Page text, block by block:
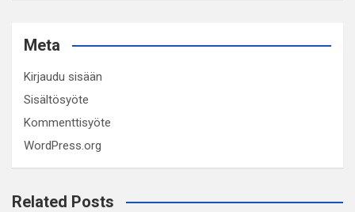
Meta
Kirjaudu sisään
Sisältösyöte
Kommenttisyöte
WordPress.org
Related Posts